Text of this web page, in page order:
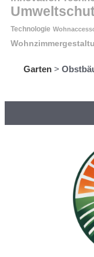
Technologie
Garten >